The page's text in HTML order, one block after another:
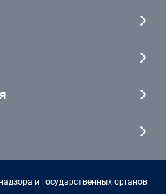
и государственных органов